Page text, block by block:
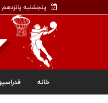
پنجشنبه پانزدهم
خانه